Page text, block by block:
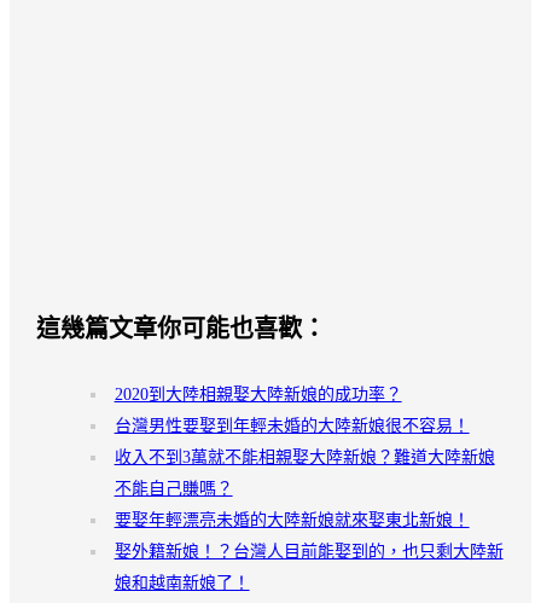
這幾篇文章你可能也喜歡：
2020到大陸相親娶大陸新娘的成功率？
台灣男性要娶到年輕未婚的大陸新娘很不容易！
收入不到3萬就不能相親娶大陸新娘？難道大陸新娘
不能自己賺嗎？
要娶年輕漂亮未婚的大陸新娘就來娶東北新娘！
娶外籍新娘！？台灣人目前能娶到的，也只剩大陸新
娘和越南新娘了！